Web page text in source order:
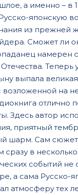
а именно – в
японскую
из прежней
Сможет ли
намерен
Теперь
выпала
возложенной на
отлично
Здесь автор
приятный
шарм. Сам сюжет
в несколько
событий не
а сама Русско-
атмосферу тех